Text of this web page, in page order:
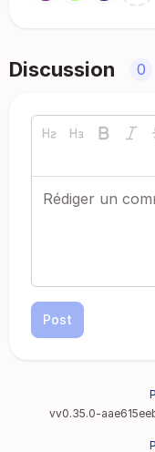
Discussion 0
Post
vv0.35.0-